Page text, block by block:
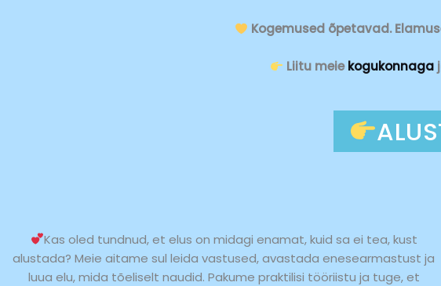
Kogemused õpetavad.
Liitu meiekogukonnaga
Kas oled tundnud, et elus on midagi enamat, kuid sa ei tea, kust
alustada? Meie aitame sul leida vastused, avastada enesearmastust ja
luua elu, mida tõeliselt naudid. Pakume praktilisi tööriistu ja tuge, et